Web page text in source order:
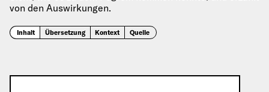
von den Auswirkungen.
Inhalt Übersetzung Kontext Quelle